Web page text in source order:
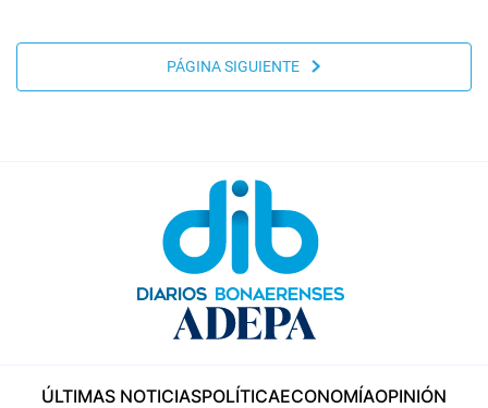
PÁGINA SIGUIENTE
ÚLTIMAS NOTICIASPOLÍTICAECONOMÍAOPINIÓN